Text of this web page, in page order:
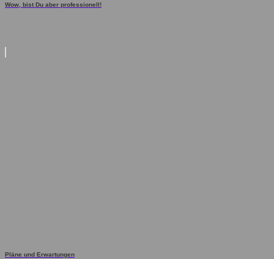
Wow, bist Du aber professionell!
Pläne und Erwartungen